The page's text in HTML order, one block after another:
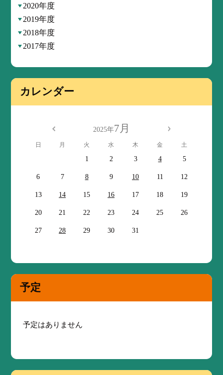
2020年度
2019年度
2018年度
2017年度
カレンダー
2025年7月
日 月 火 水 木 金 土
1 2 3 4 5
6 7 8 9 10 11 12
13 14 15 16 17 18 19
20 21 22 23 24 25 26
27 28 29 30 31
予定
予定はありません